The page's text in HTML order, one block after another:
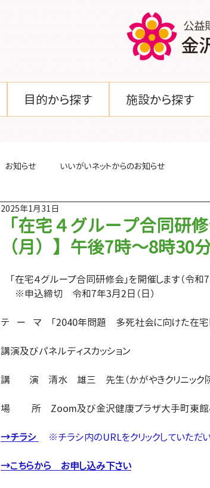
目的から探す 施設から探す
お知らせ いいがいネットからのお知らせ
「在宅４グループ合同研
（月）】午後7時～8時30
2025年1月31日
｢在宅４グループ合同研修会｣を開催します（令和
※申込締切　令和7年3月2日（日）
テ   ー   マ　「2040年問題　多死社会に向けた在宅
講演及びパネルディスカッション
講　　演　清水　雄三　先生（かがやきクリニック
場　     所　Zoom及び金沢健康プラザ大手町東館４
→チラシ ※チラシ内のURLをクリックしていただい
→こちらから　お申し込み下さい